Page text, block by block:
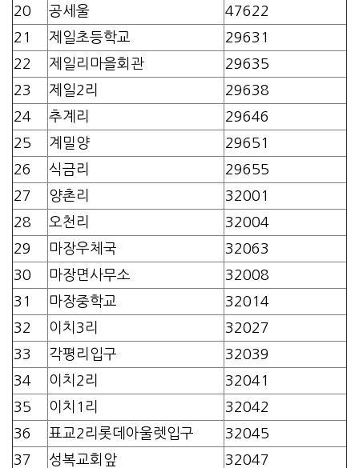
20 공세울
47622
21
제일초등학교
29631
22
제일리마을회관
29635
23
제일2리
29638
24
추계리
29646
25
계밀양
29651
26
식금리
29655
27
양촌리
32001
28
오천리
32004
29
마장우체국
32063
30
마장면사무소
32008
31
마장중학교
32014
32
이치3리
32027
33
각평리입구
32039
34
이치2리
32041
35
이치1리
32042
36
표교2리롯데아울렛입구
32045
37
성복교회앞
32047